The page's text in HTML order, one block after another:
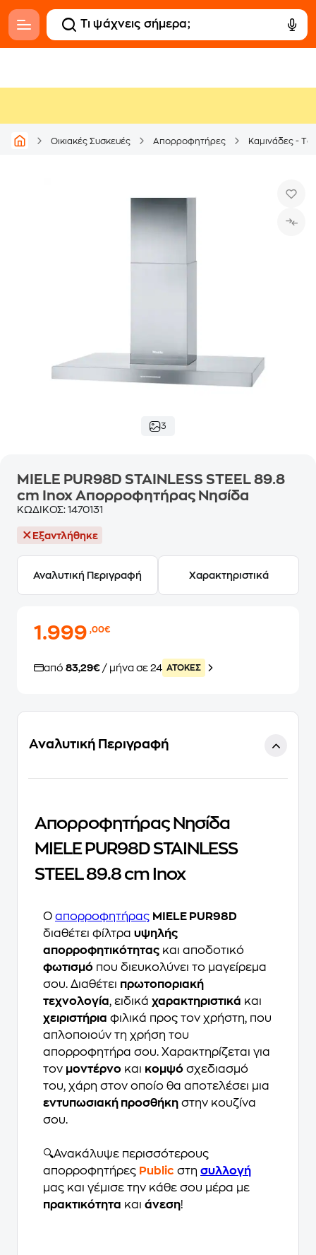
Οικιακές Συσκευές Απορροφητήρες Καμινάδες -
3
MIELE PUR98D STAINLESS STEEL 89.8
cm Inox Απορροφητήρας Νησίδα
ΚΩΔΙΚΟΣ: 1470131
Εξαντλήθηκε
Αναλυτική Περιγραφή Χαρακτηριστικά
1.999,00€
από 83,29€ / μήνα σε 24 ATOKEΣ
Αναλυτική Περιγραφή
Απορροφητήρας Νησίδα
MIELE PUR98D STAINLESS
STEEL 89.8 cm Inox
Ο απορροφητήρας MIELE PUR98D
διαθέτει φίλτρα υψηλής
απορροφητικότητας και αποδοτικό
φωτισμό που διευκολύνει το μαγείρεμα
σου. Διαθέτει πρωτοποριακή
τεχνολογία, ειδικά χαρακτηριστικά και
χειριστήρια φιλικά προς τον χρήστη, που
απλοποιούν τη χρήση του
απορροφητήρα σου. Χαρακτηρίζεται για
τον μοντέρνο και κομψό σχεδιασμό
του, χάρη στον οποίο θα αποτελέσει μια
εντυπωσιακή προσθήκη στην κουζίνα
σου.
🔍Ανακάλυψε περισσότερους
απορροφητήρες Public στη συλλογή
μας και γέμισε την κάθε σου μέρα με
πρακτικότητα και άνεση!